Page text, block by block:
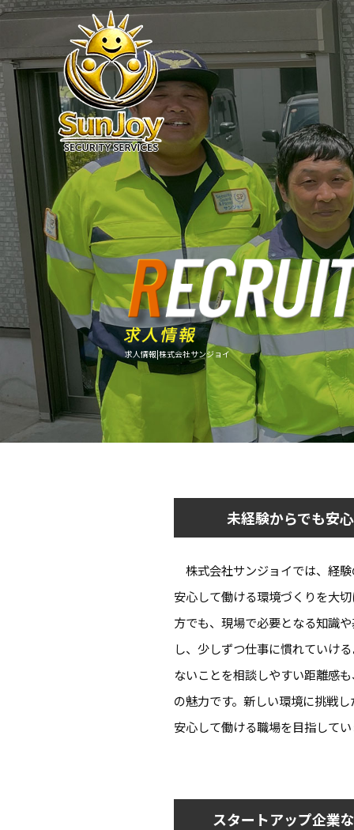
求人情報|株式会社サンジョイ
未経験からでも安
株式会社サンジョイでは、経
安心して働ける環境づくりを大
方でも、現場で必要となる知識
し、少しずつ仕事に慣れていけ
ないことを相談しやすい距離感
の魅力です。新しい環境に挑戦
安心して働ける職場を目指して
スタートアップ企業